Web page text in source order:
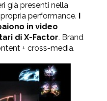
già presenti nella
performance. I
in video
di X-Factor. Brand
+ cross-media.